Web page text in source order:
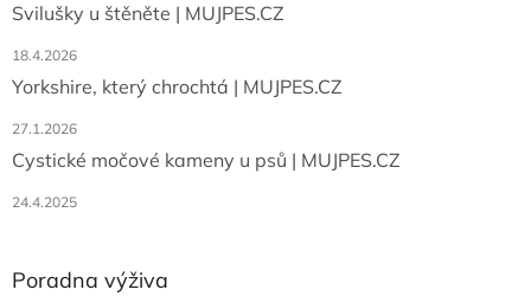
Svilušky u štěněte | MUJPES.CZ
18.4.2026
Yorkshire, který chrochtá | MUJPES.CZ
27.1.2026
Cystické močové kameny u psů | MUJPES.CZ
24.4.2025
Poradna výživa